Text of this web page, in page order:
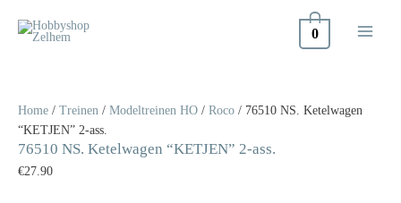
naar
0
Home / Treinen / Modeltreinen HO / Roco / 76510 NS. Ketelwagen
“KETJEN” 2-ass.
76510 NS. Ketelwagen “KETJEN” 2-ass.
€27.90